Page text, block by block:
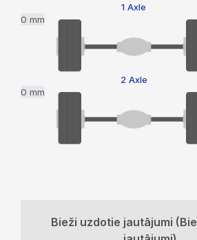
1 Axle
0 mm
2 Axle
0 mm
Bieži uzdotie jautājumi